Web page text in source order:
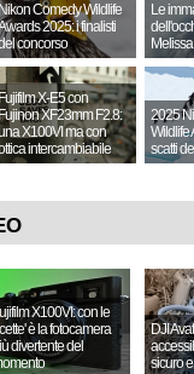
Nikon Comedy Wildlife
2025: i finalisti
concorso
Le
Melissa
Fujifilm X-E5 con
XF23mm F2.8:
X100VI ma con
intercambiabile
2025
Wildlife
scatti
X100VI: con le
è la fotocamera
divertente del
DJI
sicuro